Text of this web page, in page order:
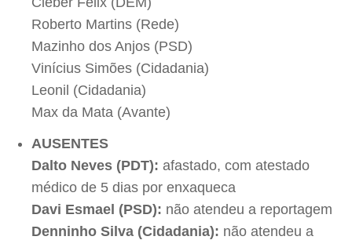
Roberto Martins (Rede)
Mazinho dos Anjos (PSD)
Vinícius Simões (Cidadania)
Leonil (Cidadania)
Max da Mata (Avante)
AUSENTES
Dalto Neves (PDT): afastado, com atestado
médico de 5 dias por enxaqueca
Davi Esmael (PSD): não atendeu a reportagem
Denninho Silva (Cidadania): não atendeu a